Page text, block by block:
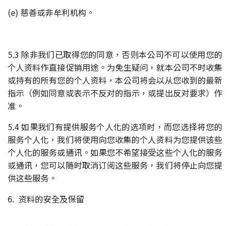
(e) 慈善或非牟利机构。
5.3 除非我们已取得您的同意，否则本公司不可以使用您的
个人资料作直接促销用途。为免生疑问，就本公司不时收集
或持有的所有您的个人资料，本公司将会以从您收到的最新
指示（例如同意或表示不反对的指示，或提出反对要求）作
准。
5.4 如果我们有提供服务个人化的选项时，而您选择将您的
服务个人化，我们将使用向您收集的个人资料为您提供该些
个人化的服务或通讯。如果您不希望接受这些个人化的服务
或通讯，您可以随时取消订阅这些服务，我们将停止向您提
供这些服务。
6. 资料的安全及保留